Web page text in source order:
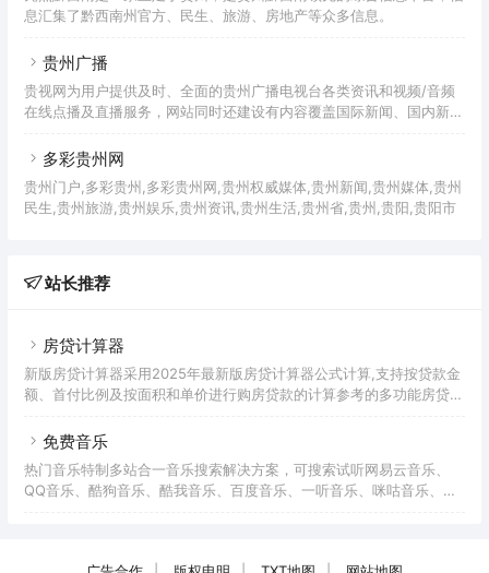
息汇集了黔西南州官方、民生、旅游、房地产等众多信息。
贵州广播
贵视网为用户提供及时、全面的贵州广播电视台各类资讯和视频/音频
在线点播及直播服务，网站同时还建设有内容覆盖国际新闻、国内新
由互动交流空间。
多彩贵州网
贵州门户,多彩贵州,多彩贵州网,贵州权威媒体,贵州新闻,贵州媒体,贵州
民生,贵州旅游,贵州娱乐,贵州资讯,贵州生活,贵州省,贵州,贵阳,贵阳市
站长推荐
房贷计算器
新版房贷计算器采用2025年最新版房贷计算器公式计算,支持按贷款金
额、首付比例及按面积和单价进行购房贷款的计算参考的多功能房贷计
贷款利率、首付、月供明细等提供计算参考。
免费音乐
热门音乐特制多站合一音乐搜索解决方案，可搜索试听网易云音乐、
QQ音乐、酷狗音乐、酷我音乐、百度音乐、一听音乐、咪咕音乐、荔